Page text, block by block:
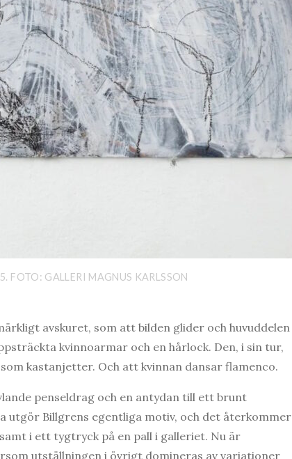
FOTO: GALLERI MAGNUS KARLSSON
avskuret, som att bilden glider och huvuddelen
kvinnoarmar och en hårlock. Den, i sin tur,
kastanjetter. Och att kvinnan dansar flamenco.
penseldrag och en antydan till ett brunt
utgör Billgrens egentliga motiv, och det återkommer
i ett tygtryck på en pall i galleriet. Nu är
utställningen i övrigt domineras av variationer